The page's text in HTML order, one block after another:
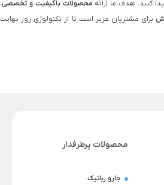
کنید. هدف ما ارائه محصولات باکیفیت و تخصصی،
برای مشتریان عزیز است تا از تکنولوژی روز نهایت
محصولات پرطرفدار
جارو رباتیک